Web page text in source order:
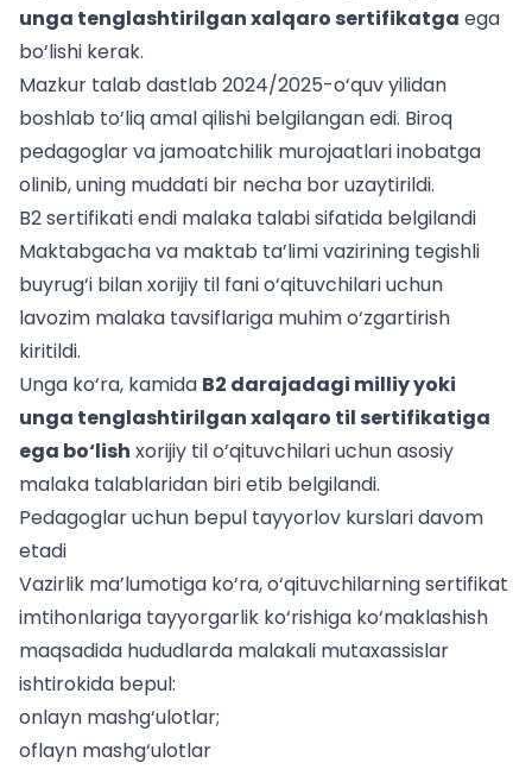
unga tenglashtirilgan xalqaro sertifikatga ega
bo‘lishi kerak.
Mazkur talab dastlab 2024/2025-o‘quv yilidan
boshlab to‘liq amal qilishi belgilangan edi. Biroq
pedagoglar va jamoatchilik murojaatlari inobatga
olinib, uning muddati bir necha bor uzaytirildi.
B2 sertifikati endi malaka talabi sifatida belgilandi
Maktabgacha va maktab ta’limi vazirining tegishli
buyrug‘i bilan xorijiy til fani o‘qituvchilari uchun
lavozim malaka tavsiflariga muhim o‘zgartirish
kiritildi.
Unga ko‘ra, kamida B2 darajadagi milliy yoki
unga tenglashtirilgan xalqaro til sertifikatiga
ega bo‘lish xorijiy til o‘qituvchilari uchun asosiy
malaka talablaridan biri etib belgilandi.
Pedagoglar uchun bepul tayyorlov kurslari davom
etadi
Vazirlik ma’lumotiga ko‘ra, o‘qituvchilarning sertifikat
imtihonlariga tayyorgarlik ko‘rishiga ko‘maklashish
maqsadida hududlarda malakali mutaxassislar
ishtirokida bepul:
onlayn mashg‘ulotlar;
oflayn mashg‘ulotlar